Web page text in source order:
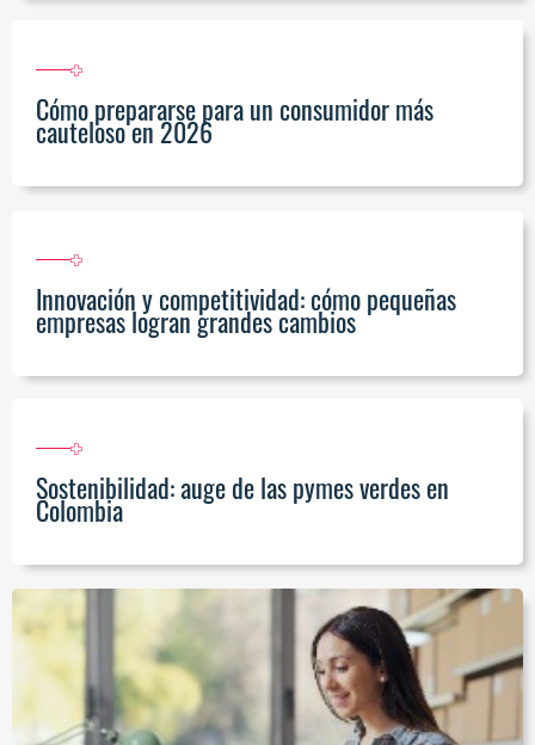
Cómo prepararse para un consumidor más
cauteloso en 2026
Innovación y competitividad: cómo pequeñas
empresas logran grandes cambios
Sostenibilidad: auge de las pymes verdes en
Colombia